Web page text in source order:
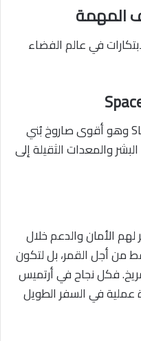
المهمة
في عالم الفضاء
صاروخ SLS (Space Launch Syste m) وهو أقوى صاروخ بُني
والمعدات الثقيلة إلى
الأمان والدعم خلال
من أجل القمر، بل لتكون
فكل نجاح في أرتميس
عملية في السفر الطويل